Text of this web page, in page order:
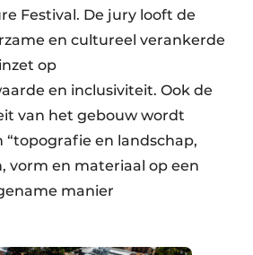
Festival. De jury looft de
en cultureel verankerde
op
en inclusiviteit. Ook de
van het gebouw wordt
“topografie en landschap,
vorm en materiaal op een
manier